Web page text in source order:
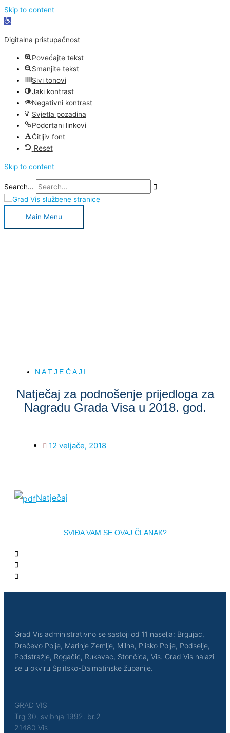
Skip to content
Open
Digitalna pristupačnost
Povećajte tekst
Smanjite tekst
Sivi tonovi
Jaki kontrast
Negativni kontrast
Svjetla pozadina
Podcrtani linkovi
Čitljiv font
Reset
Skip to content
Search...
Main Menu
NATJEČAJI
Natječaj za podnošenje prijedloga za
Nagradu Grada Visa u 2018. god.
12 veljače, 2018
Natječaj
SVIĐA VAM SE OVAJ ČLANAK?
Grad Vis administrativno se sastoji od 11 naselja: Brgujac,
Dračevo Polje, Marinje Zemlje, Milna, Plisko Polje, Podselje,
Podstražje, Rogačić, Rukavac, Stončica, Vis. Grad Vis nalazi
se u okviru Splitsko-Dalmatinske županije.
GRAD VIS
Trg 30. svibnja 1992. br.2
21480 Vis